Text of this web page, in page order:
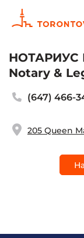
НОТАРИУС
Notary &
(647) 466-
205 Queen